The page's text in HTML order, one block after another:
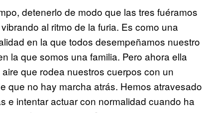
detenerlo de modo que las tres fuéramos
al ritmo de la furia. Es como una
en la que todos desempeñamos nuestro
la que somos una familia. Pero ahora ella
que rodea nuestros cuerpos con un
que no hay marcha atrás. Hemos atravesado
e intentar actuar con normalidad cuando ha